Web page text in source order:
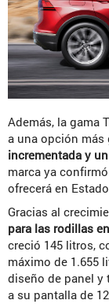
Además, la gama
a una opción más
incrementada y
marca ya
ofrecerá en
Gracias al
para las rodillas
creció 145 litros,
máximo de 1.655
diseño de panel y
a su pantalla de